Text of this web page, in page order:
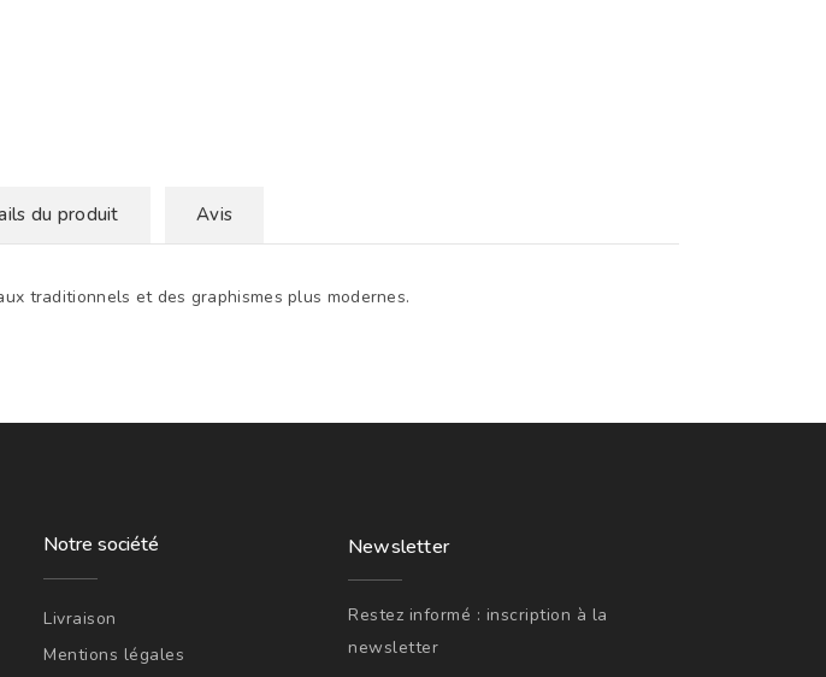
du produit Avis
traditionnels et des graphismes plus modernes.
Notre société
Livraison
Mentions légales
Newsletter
Restez informé : inscription à la
newsletter